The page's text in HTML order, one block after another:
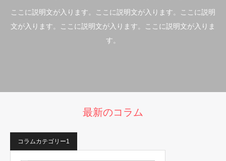
ここに説明文が入ります。ここに説明文が入ります。ここに説明
文が入ります。ここに説明文が入ります。ここに説明文が入りま
す。
最新のコラム
コラムカテゴリー1